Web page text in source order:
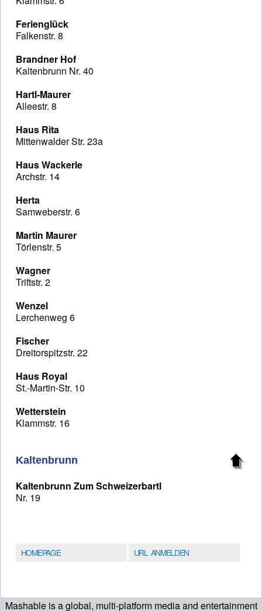
Mashable is a global, multi-platform media and entertainment
Ferienglück
Falkenstr. 8
Brandner Hof
Kaltenbrunn Nr. 40
Hartl-Maurer
Alleestr. 8
Haus Rita
Mittenwalder Str. 23a
Haus Wackerle
Archstr. 14
Herta
Samweberstr. 6
Martin Maurer
Törlenstr. 5
Wagner
Triftstr. 2
Wenzel
Lerchenweg 6
Fischer
Dreitorspitzstr. 22
Haus Royal
St.-Martin-Str. 10
Wetterstein
Klammstr. 16
Kaltenbrunn
Kaltenbrunn Zum Schweizerbartl
Nr. 19
HOMEPAGE URL ANMELDEN